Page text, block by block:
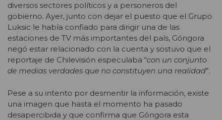
diversos sectores políticos y a personeros del
gobierno. Ayer, junto con dejar el puesto que el Grupo
Luksic le había confiado para dirigir una de las
estaciones de TV más importantes del país, Góngora
negó estar relacionado con la cuenta y sostuvo que el
reportaje de Chilevisión especulaba “con un conjunto
de medias verdades que no constituyen una realidad”.
Pese a su intento por desmentir la información, existe
una imagen que hasta el momento ha pasado
desapercibida y que confirma que Góngora esta